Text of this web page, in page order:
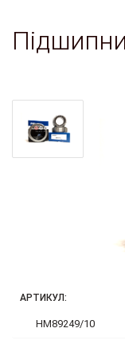
АРТИКУЛ:
HM89249/10